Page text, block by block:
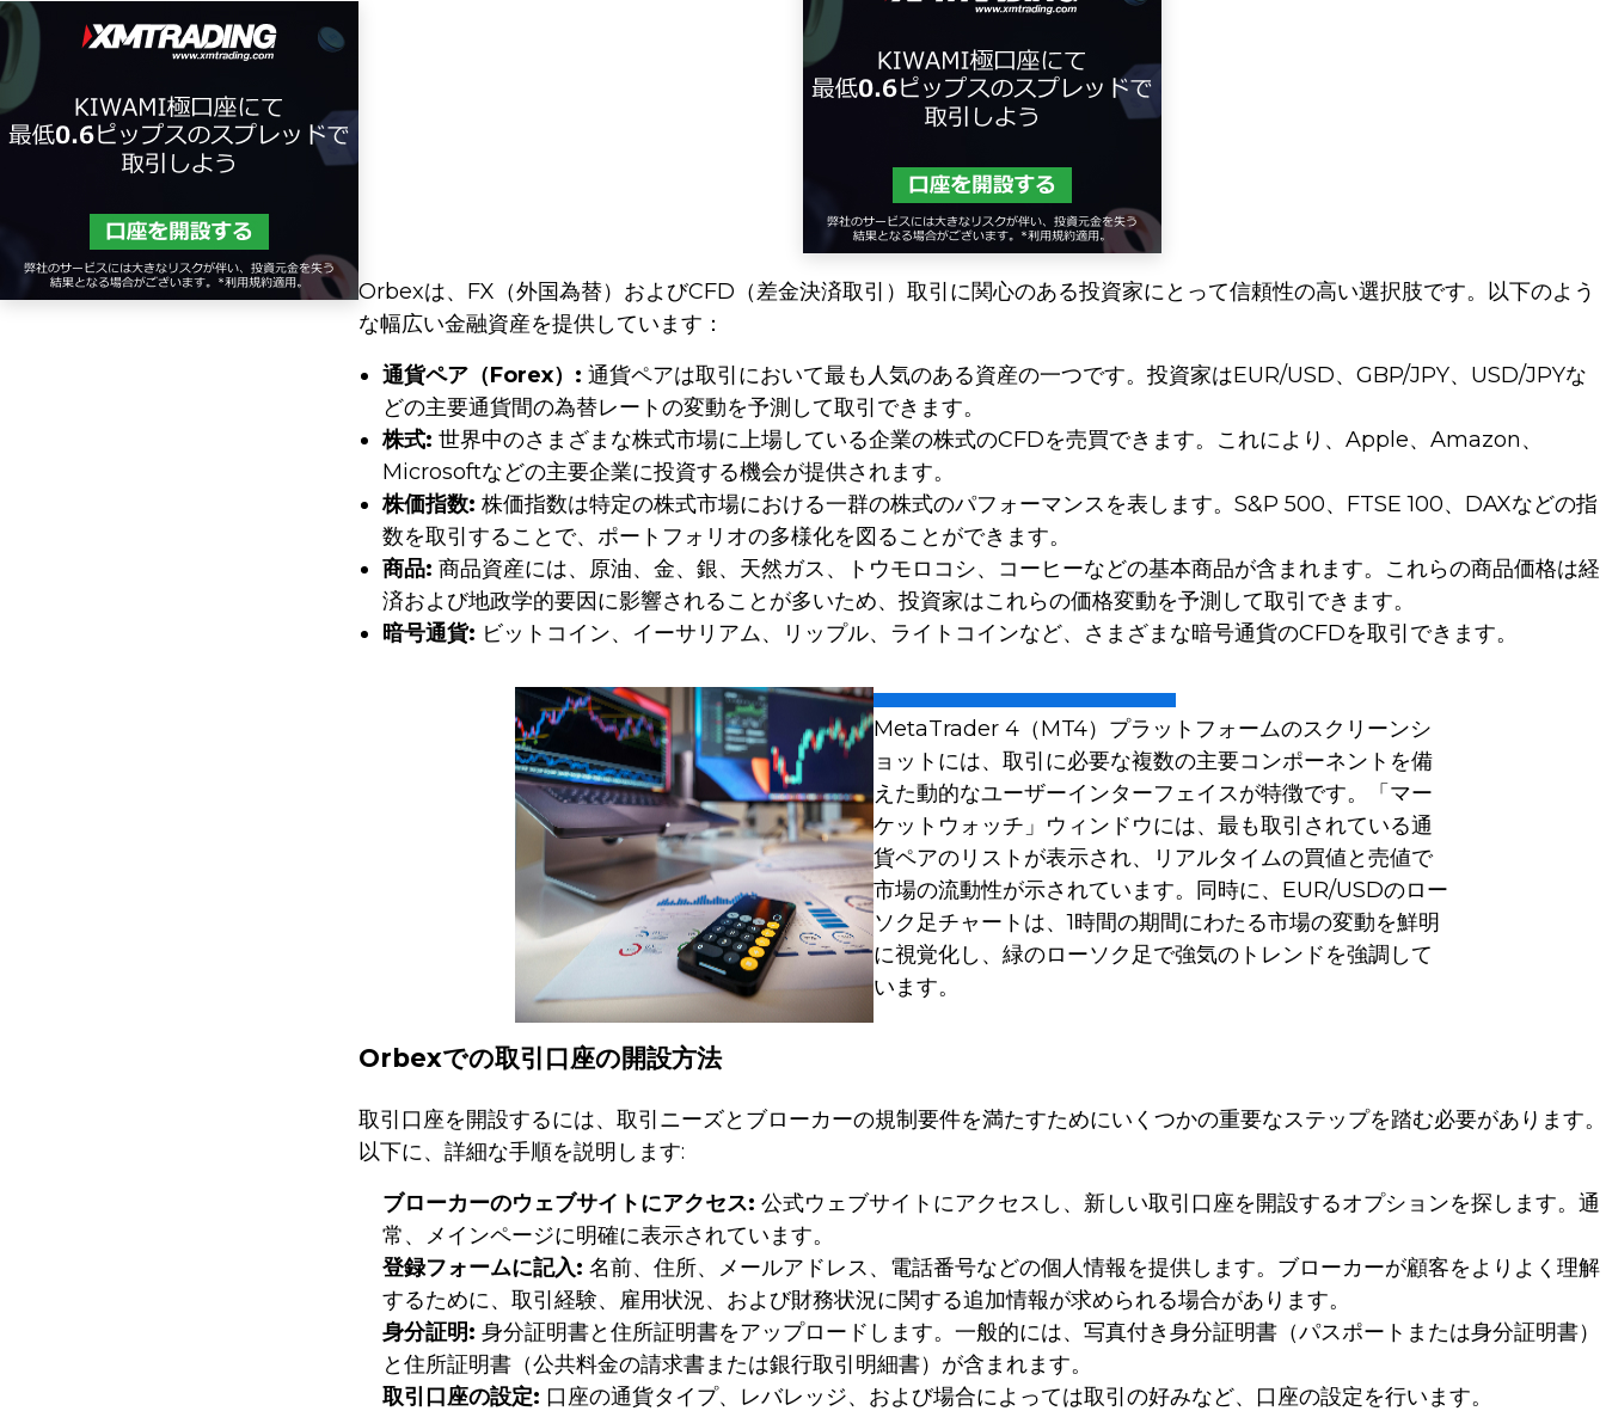
Orbexは、FX（外国為替）およびCFD（差金決済取引）取引に関心のある投資家にとって信頼性の高い選択肢です。以下のよう
な幅広い金融資産を提供しています：
通貨ペア（Forex）: 通貨ペアは取引において最も人気のある資産の一つです。投資家はEUR/USD、GBP/JPY、USD/JPYな
どの主要通貨間の為替レートの変動を予測して取引できます。
株式: 世界中のさまざまな株式市場に上場している企業の株式のCFDを売買できます。これにより、Apple、Amazon、
Microsoftなどの主要企業に投資する機会が提供されます。
株価指数: 株価指数は特定の株式市場における一群の株式のパフォーマンスを表します。S&P 500、FTSE 100、DAXなどの指
数を取引することで、ポートフォリオの多様化を図ることができます。
商品: 商品資産には、原油、金、銀、天然ガス、トウモロコシ、コーヒーなどの基本商品が含まれます。これらの商品価格は経
済および地政学的要因に影響されることが多いため、投資家はこれらの価格変動を予測して取引できます。
暗号通貨: ビットコイン、イーサリアム、リップル、ライトコインなど、さまざまな暗号通貨のCFDを取引できます。
MetaTrader 4（MT4）プラットフォームのスクリーンシ
ョットには、取引に必要な複数の主要コンポーネントを備
えた動的なユーザーインターフェイスが特徴です。「マー
ケットウォッチ」ウィンドウには、最も取引されている通
貨ペアのリストが表示され、リアルタイムの買値と売値で
市場の流動性が示されています。同時に、EUR/USDのロー
ソク足チャートは、1時間の期間にわたる市場の変動を鮮明
に視覚化し、緑のローソク足で強気のトレンドを強調して
います。
Orbexでの取引口座の開設方法
取引口座を開設するには、取引ニーズとブローカーの規制要件を満たすためにいくつかの重要なステップを踏む必要があります。
以下に、詳細な手順を説明します:
ブローカーのウェブサイトにアクセス: 公式ウェブサイトにアクセスし、新しい取引口座を開設するオプションを探します。通
常、メインページに明確に表示されています。
登録フォームに記入: 名前、住所、メールアドレス、電話番号などの個人情報を提供します。ブローカーが顧客をよりよく理解
するために、取引経験、雇用状況、および財務状況に関する追加情報が求められる場合があります。
身分証明: 身分証明書と住所証明書をアップロードします。一般的には、写真付き身分証明書（パスポートまたは身分証明書）
と住所証明書（公共料金の請求書または銀行取引明細書）が含まれます。
取引口座の設定: 口座の通貨タイプ、レバレッジ、および場合によっては取引の好みなど、口座の設定を行います。